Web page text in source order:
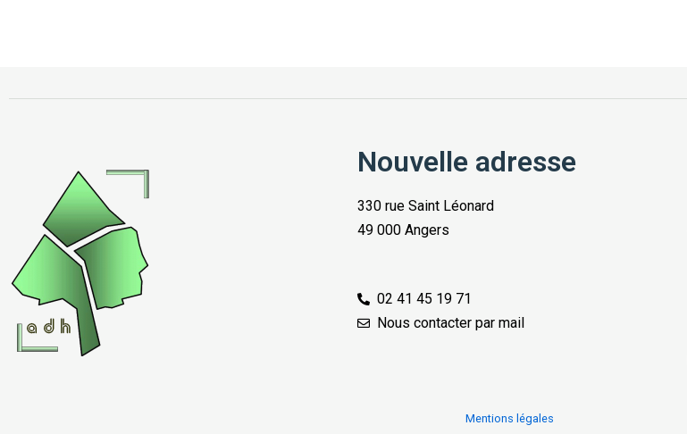
Nouvelle adresse
330 rue Saint Léonard
49 000 Angers
02 41 45 19 71
Nous contacter par mail
Mentions légales